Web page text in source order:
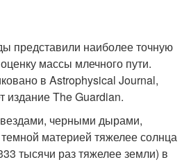
представили наиболее точную
массы млечного пути.
в Astrophysical Journal,
издание The Guardian.
черными дырами,
материей тяжелее солнца
тысячи раз тяжелее земли) в